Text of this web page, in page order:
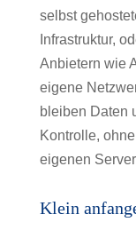
selbst
Infrastruktur,
Anbietern wie
eigene
bleiben Daten
Kontrolle,
eigenen
Klein